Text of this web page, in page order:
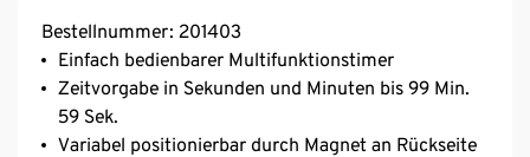
Bestellnummer: 201403
Einfach bedienbarer Multifunktionstimer
Zeitvorgabe in Sekunden und Minuten bis 99 Min.
59 Sek.
Variabel positionierbar durch Magnet an Rückseite